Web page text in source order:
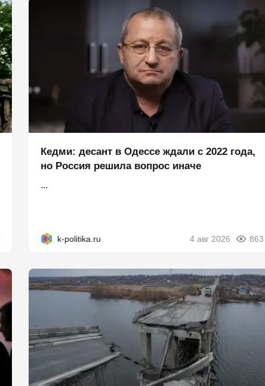
Кедми: десант в Одессе ждали с 2022 года,
но Россия решила вопрос иначе
...
k-politika.ru 4 авг 2026 863